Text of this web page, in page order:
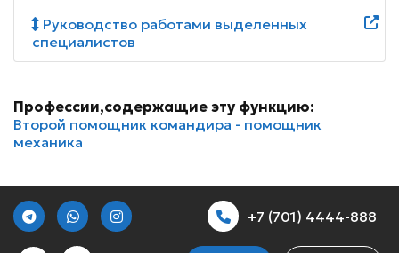
Руководство работами выделенных
специалистов
Профессии,содержащие эту функцию:
Второй помощник командира - помощник
механика
+7 (701) 4444-888